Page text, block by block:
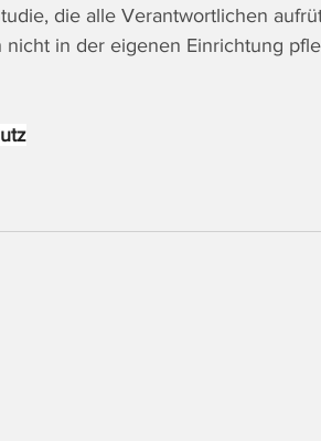
die alle Verantwortlichen
nicht in der eigenen Einrichtung